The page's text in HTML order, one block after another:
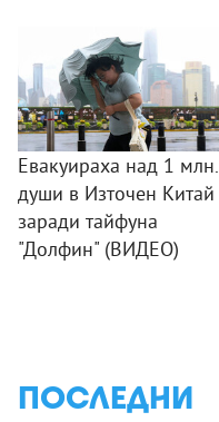
Евакуираха над 1 млн.
души в Източен Китай
заради тайфуна
"Долфин" (ВИДЕО)
ПОСЛЕДНИ